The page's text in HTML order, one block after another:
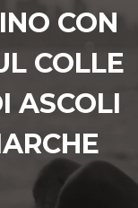
CON
COLLE
ASCOLI